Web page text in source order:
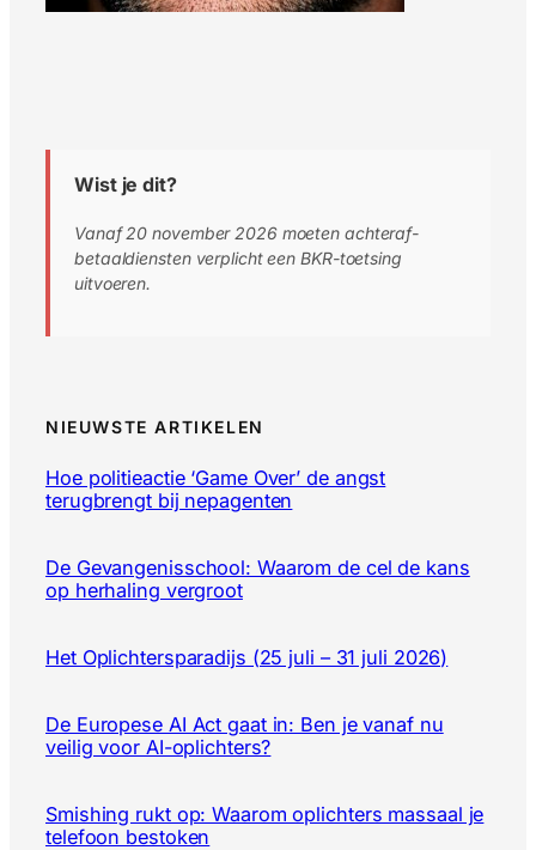
Wist je dit?
Vanaf 20 november 2026 moeten achteraf-
betaaldiensten verplicht een BKR-toetsing
uitvoeren.
NIEUWSTE ARTIKELEN
Hoe politieactie ‘Game Over’ de angst
terugbrengt bij nepagenten
De Gevangenisschool: Waarom de cel de kans
op herhaling vergroot
Het Oplichtersparadijs (25 juli – 31 juli 2026)
De Europese AI Act gaat in: Ben je vanaf nu
veilig voor AI-oplichters?
Smishing rukt op: Waarom oplichters massaal je
telefoon bestoken